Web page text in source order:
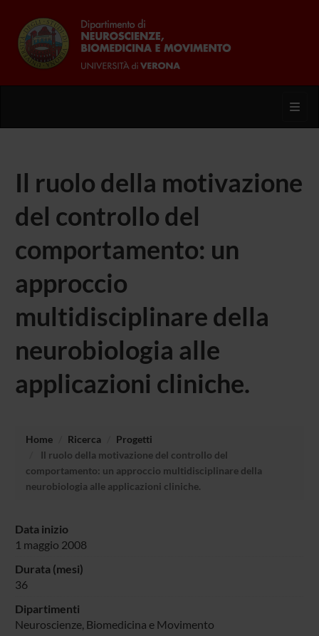
Il ruolo della motivazione
del controllo del
comportamento: un
approccio
multidisciplinare della
neurobiologia alle
applicazioni cliniche.
Home Ricerca
Progetti
Il ruolo della motivazione del controllo del
comportamento: un approccio multidisciplinare della
neurobiologia alle applicazioni cliniche.
Data inizio
1 maggio 2008
Durata (mesi)
36
Dipartimenti
Neuroscienze, Biomedicina e Movimento